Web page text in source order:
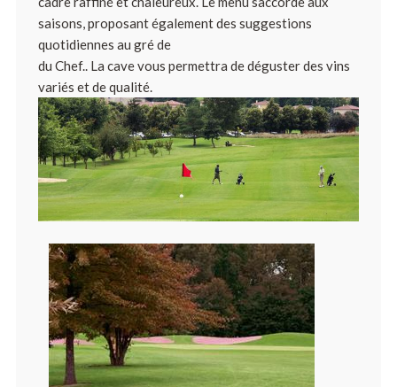
saisons, proposant également des suggestions
quotidiennes au gré de
du Chef.. La cave vous permettra de déguster des vins
variés et de qualité.